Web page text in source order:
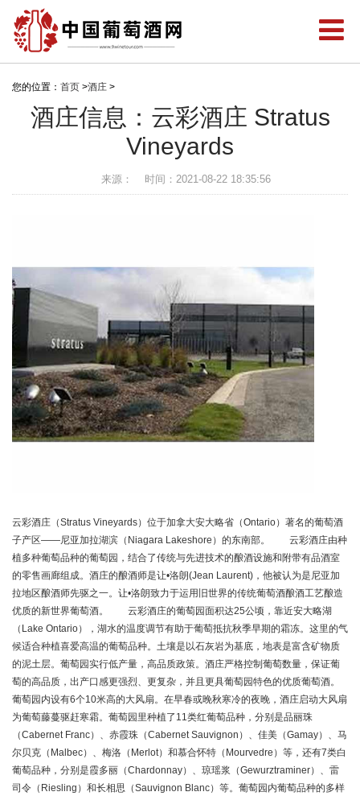
您的位置： 首页 >酒庄 >
酒庄信息：云彩酒庄 Stratus
Vineyards
来源： 时间：2021-08-22 18:35:56
云彩酒庄（Stratus Vineyards）位于加拿大安大略省（Ontario）著名的葡萄酒
子产区——尼亚加拉湖滨（Niagara Lakeshore）的东南部。 云彩酒庄由种
植多种葡萄品种的葡萄园，结合了传统与先进技术的酿酒设施和附带有品酒室
的零售画廊组成。酒庄的酿酒师是让•洛朗(Jean Laurent)，他被认为是尼亚加
拉地区酿酒师先驱之一。让•洛朗致力于运用旧世界的传统葡萄酒酿酒工艺酿造
优质的新世界葡萄酒。 云彩酒庄的葡萄园面积达25公顷，靠近安大略湖
（Lake Ontario），湖水的温度调节有助于葡萄抵抗秋季早期的霜冻。这里的气
候适合种植喜爱高温的葡萄品种。土壤是以石灰岩为基底，地表是富含矿物质
的泥土层。葡萄园实行低产量，高品质政策。酒庄严格控制葡萄数量，保证葡
萄的高品质，出产口感更强烈、更复杂，并且更具葡萄园特色的优质葡萄酒。
葡萄园内设有6个10米高的大风扇。在早春或晚秋寒冷的夜晚，酒庄启动大风扇
为葡萄藤蔓驱赶寒霜。葡萄园里种植了11类红葡萄品种，分别是品丽珠
（Cabernet Franc）、赤霞珠（Cabernet Sauvignon）、佳美（Gamay）、马
尔贝克（Malbec）、梅洛（Merlot）和慕合怀特（Mourvedre）等，还有7类白
葡萄品种，分别是霞多丽（Chardonnay）、琼瑶浆（Gewurztraminer）、雷
司令（Riesling）和长相思（Sauvignon Blanc）等。葡萄园内葡萄品种的多样